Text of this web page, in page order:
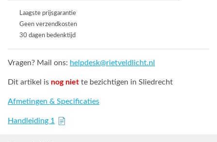
Laagste prijsgarantie
Geen verzendkosten
30 dagen bedenktijd
Vragen? Mail ons: helpdesk@rietveldlicht.nl
Dit artikel is nog niet te bezichtigen in Sliedrecht
Afmetingen & Specificaties
Handleiding 1